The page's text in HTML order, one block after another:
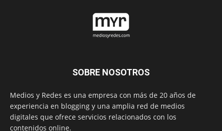
SOBRE NOSOTROS
Medios y Redes es una empresa con más de 20 años de
experiencia en blogging y una amplia red de medios
digitales que ofrece servicios relacionados con los
contenidos online.